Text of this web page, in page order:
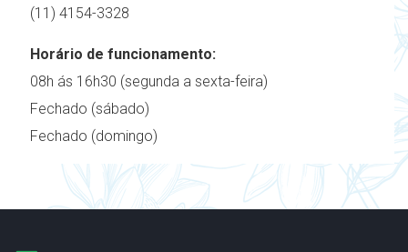
(11) 4154-3328
Horário de funcionamento:
08h ás 16h30 (segunda a sexta-feira)
Fechado (sábado)
Fechado (domingo)